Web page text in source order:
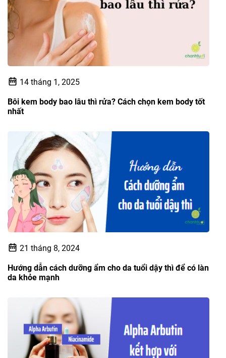
14 tháng 1, 2025
Bôi kem body bao lâu thì rửa? Cách chọn kem body tốt
nhất
21 tháng 8, 2024
Hướng dẫn cách dưỡng ẩm cho da tuổi dậy thì để có làn
da khỏe mạnh